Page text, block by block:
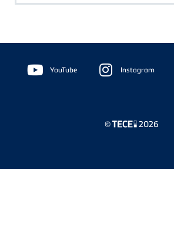
Floating
Sidebar YouTube Instagram
© 2026